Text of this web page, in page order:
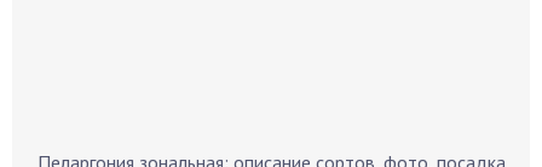
Пеларгония зональная: описание сортов, фото, посадка